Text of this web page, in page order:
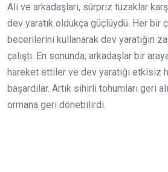
Ali ve arkadaşları, sürpriz tuzaklar
dev yaratık oldukça güçlüydü. Her bir
becerilerini kullanarak dev yaratığın
çalıştı. En sonunda, arkadaşlar bir
hareket ettiler ve dev yaratığı etkisiz
başardılar. Artık sihirli tohumları geri
ormana geri dönebilirdi.